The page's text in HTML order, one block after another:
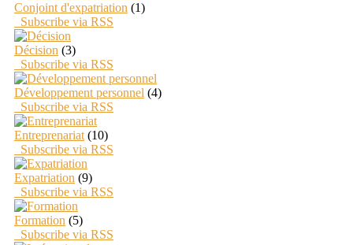
Conjoint d'expatriation (1)
Subscribe via RSS
Décision (3)
Subscribe via RSS
Développement personnel (4)
Subscribe via RSS
Entreprenariat (10)
Subscribe via RSS
Expatriation (9)
Subscribe via RSS
Formation (5)
Subscribe via RSS